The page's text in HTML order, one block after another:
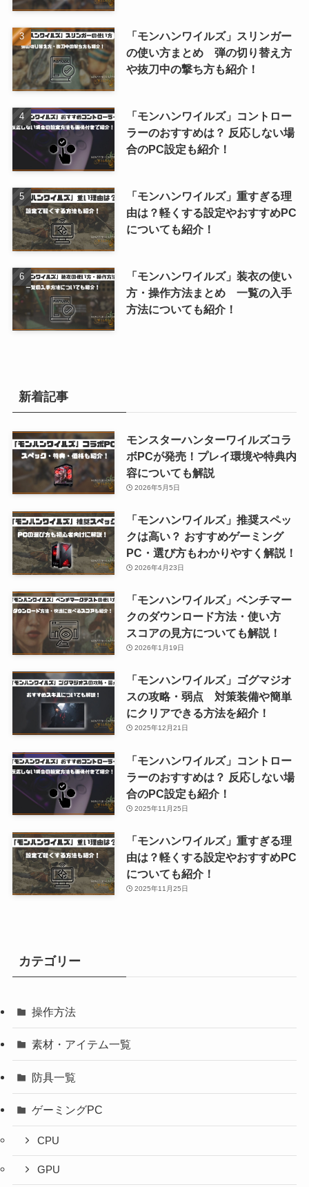
「モンハンワイルズ」スリンガー
の使い方まとめ 弾の切り替え方
や抜刀中の撃ち方も紹介！
「モンハンワイルズ」コントロー
ラーのおすすめは？ 反応しない場
合のPC設定も紹介！
「モンハンワイルズ」重すぎる理
由は？軽くする設定やおすすめPC
についても紹介！
「モンハンワイルズ」装衣の使い
方・操作方法まとめ 一覧の入手
方法についても紹介！
新着記事
モンスターハンターワイルズコラ
ボPCが発売！プレイ環境や特典内
容についても解説
2026年5月5日
「モンハンワイルズ」推奨スペッ
クは高い？ おすすめゲーミング
PC・選び方もわかりやすく解説！
2026年4月23日
「モンハンワイルズ」ベンチマー
クのダウンロード方法・使い方
スコアの見方についても解説！
2026年1月19日
「モンハンワイルズ」ゴグマジオ
スの攻略・弱点 対策装備や簡単
にクリアできる方法を紹介！
2025年12月21日
「モンハンワイルズ」コントロー
ラーのおすすめは？ 反応しない場
合のPC設定も紹介！
2025年11月25日
「モンハンワイルズ」重すぎる理
由は？軽くする設定やおすすめPC
についても紹介！
2025年11月25日
カテゴリー
操作方法
素材・アイテム一覧
防具一覧
ゲーミングPC
CPU
GPU